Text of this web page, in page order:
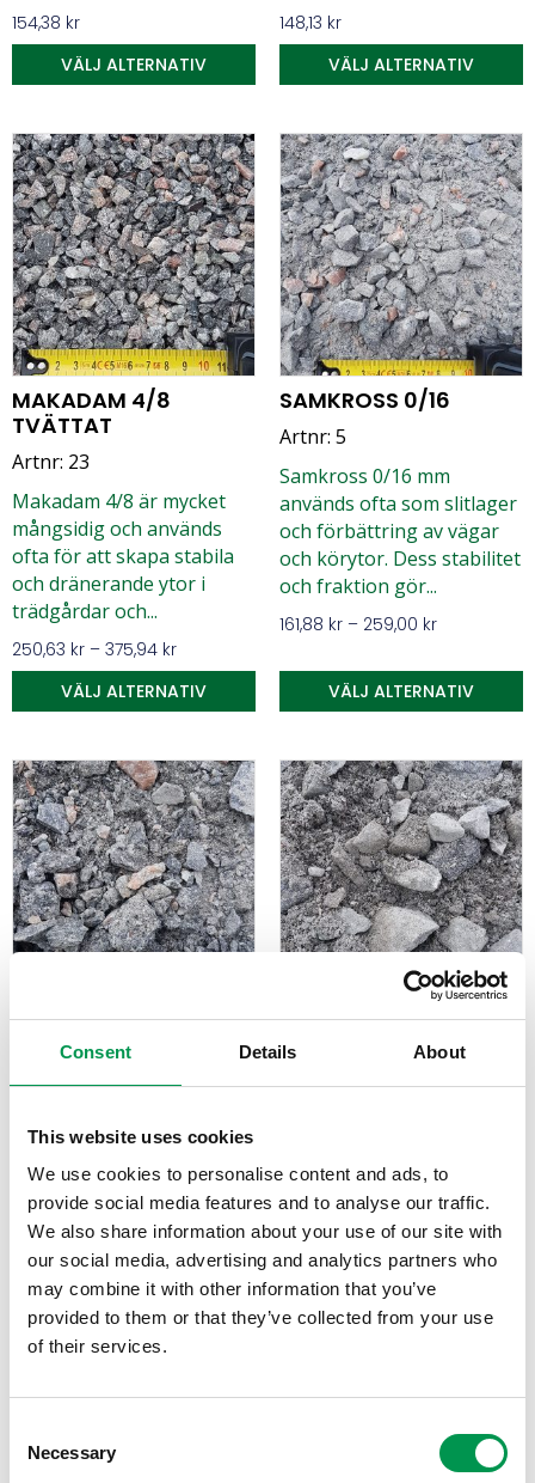
Consent Details About
This website uses cookies
We use cookies to personalise content and ads, to
provide social media features and to analyse our traffic.
We also share information about your use of our site with
our social media, advertising and analytics partners who
may combine it with other information that you’ve
provided to them or that they’ve collected from your use
of their services.
Necessary
154,38 kr
VÄLJ ALTERNATIV
148,13 kr
VÄLJ ALTERNATIV
MAKADAM 4/8
TVÄTTAT
Artnr: 23
Makadam 4/8 är mycket
mångsidig och används
ofta för att skapa stabila
och dränerande ytor i
trädgårdar och...
250,63 kr – 375,94 kr
VÄLJ ALTERNATIV
SAMKROSS 0/16
Artnr: 5
Samkross 0/16 mm
används ofta som slitlager
och förbättring av vägar
och körytor. Dess stabilitet
och fraktion gör...
161,88 kr – 259,00 kr
VÄLJ ALTERNATIV
SAMKROSS 0/32
Artnr: 4
används ofta för
vägbyggnad, och som
fyllnadsmaterial under
betongplattor. Dess
stabilitet och fraktion gör...
151,88 kr 243,00
VÄLJ ALTERNATIV
SAMKROSS 0/63
Artnr: 3
vägbyggnad, och som
förstärkningslager för
hus. Dess stabilitet och
fraktion gör...
146,88 kr 235,00